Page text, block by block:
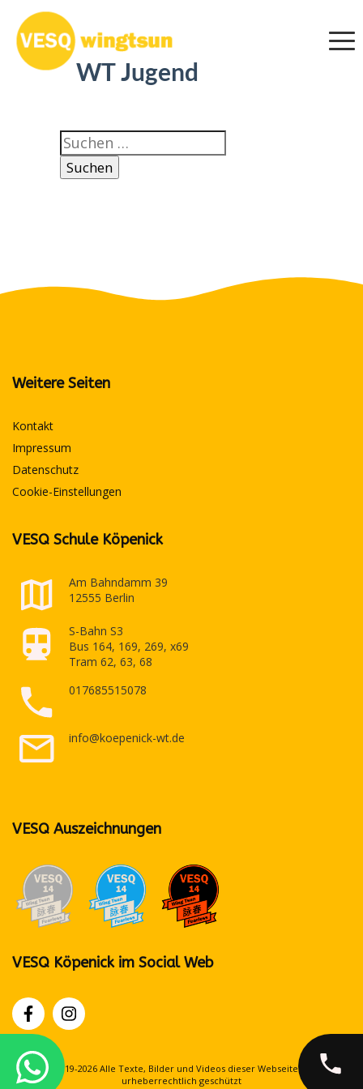
WT Jugend
Suchen
nach:
Weitere Seiten
Kontakt
Impressum
Datenschutz
Cookie-Einstellungen
VESQ Schule Köpenick
Am Bahndamm 39
12555 Berlin
S-Bahn S3
Bus 164, 169, 269, x69
Tram 62, 63, 68
017685515078
info@koepenick-wt.de
VESQ Auszeichnungen
VESQ Köpenick im Social Web
© 2019-2026 Alle Texte, Bilder und Videos dieser Webseite sind
urheberrechtlich geschützt